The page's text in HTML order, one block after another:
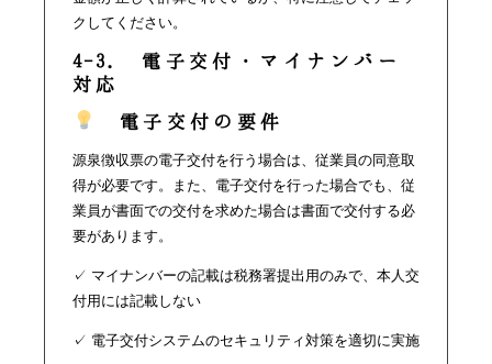
クしてください。
4-3. 電子交付・マイナンバー
対応
電子交付の要件
源泉徴収票の電子交付を行う場合は、従業員の同意取
得が必要です。また、電子交付を行った場合でも、従
業員が書面での交付を求めた場合は書面で交付する必
要があります。
✓ マイナンバーの記載は税務署提出用のみで、本人交
付用には記載しない
✓ 電子交付システムのセキュリティ対策を適切に実施